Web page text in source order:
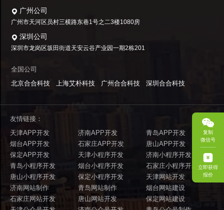
复制
微信号
立即获得
报价
广州公司
广州市天河区员村三横路东巷1号之二3楼1080房
深圳公司
深圳市龙岗区坂田街道天安云谷产业园一期2栋201
全国公司
北京合合科技
上海艾朴科技 广州合合科技 深圳合合科技
友情链接：
天津APP开发
济南APP开发
青岛APP开发
烟台APP开发
石家庄APP开发
唐山APP开发
保定APP开发
天津小程序开发
济南小程序开发
青岛小程序开发
烟台小程序开发
石家庄小程序开发
唐山小程序开发
保定小程序开发
天津网站开发
济南网站制作
青岛网站制作
烟台网站建设
石家庄网站开发
唐山网站开发
保定网站建设